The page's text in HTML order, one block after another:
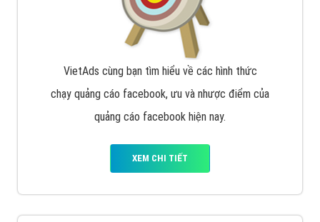
VietAds cùng bạn tìm hiểu về các hình thức
chạy quảng cáo facebook, ưu và nhược điểm của
quảng cáo facebook hiện nay.
XEM CHI TIẾT